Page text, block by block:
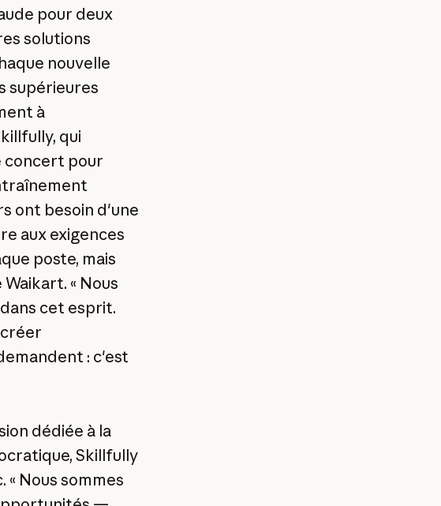
pour deux
solutions
nouvelle
supérieures
à
qui
concert pour
ont besoin d'une
aux exigences
poste, mais
« Nous
cet esprit.
: c'est
dédiée à la
Skillfully
Nous sommes